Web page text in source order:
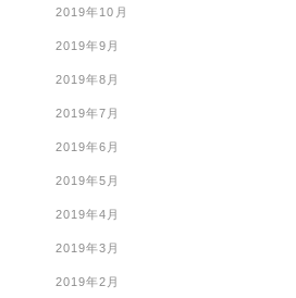
2019年10月
2019年9月
2019年8月
2019年7月
2019年6月
2019年5月
2019年4月
2019年3月
2019年2月